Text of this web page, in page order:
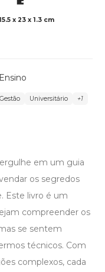
x 23 x 1.3 cm
Gestão Universitário +1
em um guia
os segredos
Este livro é um
compreender os
se sentem
técnicos. Com
complexos, cada